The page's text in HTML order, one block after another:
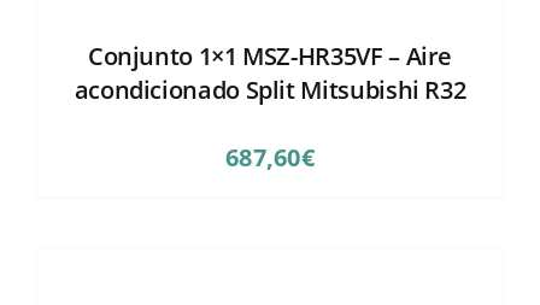
Conjunto 1×1 MSZ-HR35VF – Aire
acondicionado Split Mitsubishi R32
687,60€